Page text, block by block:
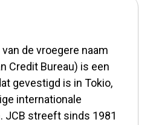
de vroegere naam
Credit Bureau) is een
gevestigd is in Tokio,
internationale
JCB streeft sinds 1981